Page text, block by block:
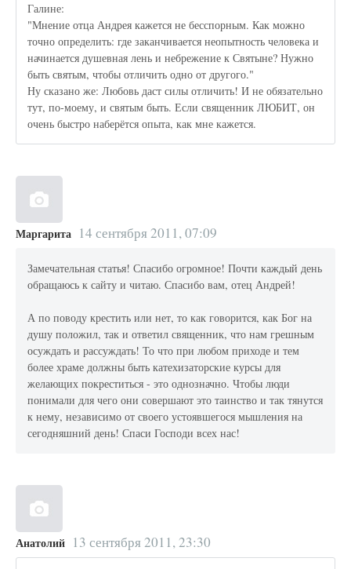
Галине:
"Мнение отца Андрея кажется не бесспорным. Как можно
точно определить: где заканчивается неопытность человека и
начинается душевная лень и небрежение к Святыне? Нужно
быть святым, чтобы отличить одно от другого."
Ну сказано же: Любовь даст силы отличить! И не обязательно
тут, по-моему, и святым быть. Если священник ЛЮБИТ, он
очень быстро наберётся опыта, как мне кажется.
Маргарита 14 сентября 2011, 07:09
Замечательная статья! Спасибо огромное! Почти каждый день
обращаюсь к сайту и читаю. Спасибо вам, отец Андрей!
А по поводу крестить или нет, то как говорится, как Бог на
душу положил, так и ответил священник, что нам грешным
осуждать и рассуждать! То что при любом приходе и тем
более храме должны быть катехизаторские курсы для
желающих покреститься - это однозначно. Чтобы люди
понимали для чего они совершают это таинство и так тянутся
к нему, независимо от своего устоявшегося мышления на
сегодняшний день! Спаси Господи всех нас!
Анатолий 13 сентября 2011, 23:30